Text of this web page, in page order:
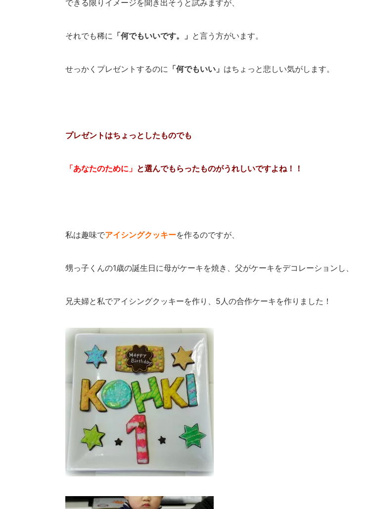
できる限りイメージを聞き出そうと試みますが、
それでも稀に 「何でもいいです。」 と言う方がいます。
せっかくプレゼントするのに 「何でもいい」 はちょっと悲しい気がします。
プレゼントはちょっとしたものでも
「あなたのために」 と選んでもらったものがうれしいですよね！！
私は趣味でアイシングクッキーを作るのですが、
甥っ子くんの1歳の誕生日に母がケーキを焼き、父がケーキをデコレーションし、
兄夫婦と私でアイシングクッキーを作り、5人の合作ケーキを作りました！